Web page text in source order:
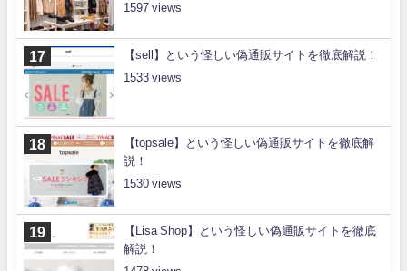
1597
【sell】という怪しい偽通販サイトを徹底解説！
1533
【topsale】という怪しい偽通販サイトを徹底解
説！
1530
【Lisa Shop】という怪しい偽通販サイトを徹底
解説！